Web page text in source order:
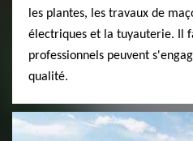
les plantes, les travaux de
électriques et la tuyauterie. Il
professionnels peuvent
qualité.